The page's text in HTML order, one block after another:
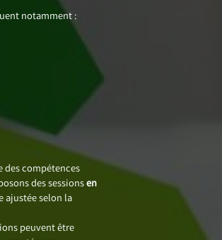
notamment :
compétences
des sessionsen
ajustée selon la
peuvent être